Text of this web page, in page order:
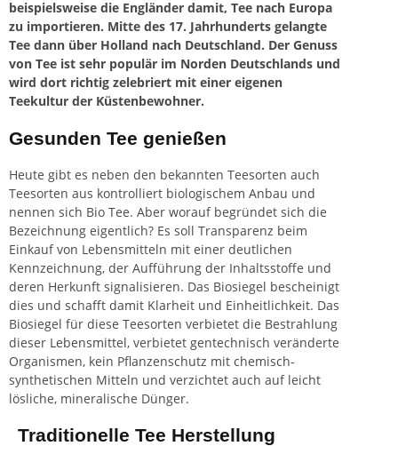
beispielsweise die Engländer damit, Tee nach Europa
zu importieren. Mitte des 17. Jahrhunderts gelangte
Tee dann über Holland nach Deutschland. Der Genuss
von Tee ist sehr populär im Norden Deutschlands und
wird dort richtig zelebriert mit einer eigenen
Teekultur der Küstenbewohner.
Gesunden Tee genießen
Heute gibt es neben den bekannten Teesorten auch
Teesorten aus kontrolliert biologischem Anbau und
nennen sich Bio Tee. Aber worauf begründet sich die
Bezeichnung eigentlich? Es soll Transparenz beim
Einkauf von Lebensmitteln mit einer deutlichen
Kennzeichnung, der Aufführung der Inhaltsstoffe und
deren Herkunft signalisieren. Das Biosiegel bescheinigt
dies und schafft damit Klarheit und Einheitlichkeit. Das
Biosiegel für diese Teesorten verbietet die Bestrahlung
dieser Lebensmittel, verbietet gentechnisch veränderte
Organismen, kein Pflanzenschutz mit chemisch-
synthetischen Mitteln und verzichtet auch auf leicht
lösliche, mineralische Dünger.
Traditionelle Tee Herstellung